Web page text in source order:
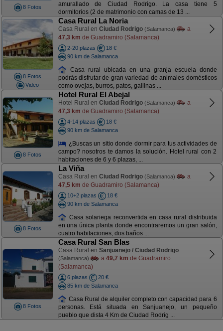
8 Fotos
amurallado de Ciudad Rodrigo. La casa tiene 5
dormitorios (2 de matrimonio con camas de 13 ...
8 Fotos
Video
Casa Rural La Noria
Casa Rural en Ciudad Rodrigo (Salamanca)
a
47,3 km de Guadramiro (Salamanca)
2-20 plazas
18 €
90 km de Salamanca
Casa rural ubicada en una granja escuela donde
podrás disfrutar de gran variedad de animales domésticos
como ovejas, burros, patos, gallinas ...
8 Fotos
Hotel Rural El Abejal
Hotel Rural en Ciudad Rodrigo (Salamanca)
a
47,3 km de Guadramiro (Salamanca)
4-14 plazas
18 €
90 km de Salamanca
¿Buscas un sitio donde dormir para tus actividades de
campo? nosotros te damos la solución. Hotel rural con 2
habitaciones de 6 y 6 plazas, ...
8 Fotos
La Viña
Casa Rural en Ciudad Rodrigo (Salamanca)
a
47,5 km de Guadramiro (Salamanca)
10+2 plazas
18 €
90 km de Salamanca
Casa solariega reconvertida en casa rural distribuida
en una única planta donde encontraremos un gran salón,
cuatro habitaciones, dos baños ...
8 Fotos
Casa Rural San Blas
Casa Rural en Sanjuanejo / Ciudad Rodrigo
(Salamanca) a 49,7 km de Guadramiro
(Salamanca)
6 plazas
20 €
85 km de Salamanca
Casa Rural de alquiler completo con capacidad para 6
personas. Está situada en Sanjuanejo, un pequeño
pueblo que dista 4 Km de Ciudad Rodrig ...